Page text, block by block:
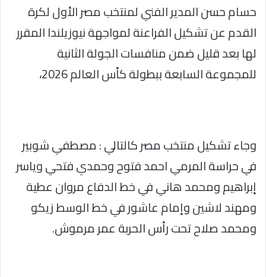
حسام حسن المدير الفني لمنتخب مصر الأول لكرة
القدم عن تشكيل الفراعنة لمواجهة نيوزيلندا المقرر
لها بعد قليل ضمن منافسات الجولة الثانية
للمجموعة السابعة ببطولة كأس العالم 2026،
وجاء تشكيل منتخب مصر كالتالي : مصطفي شوبير
في حراسة المرمي احمد فتوح وحمدي فتحي وياسر
إبراهيم ومحمد هاني في خط الدفاع مروان عطية
ومهند لاشين وإمام عاشور في خط الوسط زيكو
ومحمد صلاح تحت رأس الحربة عمر مرموش.